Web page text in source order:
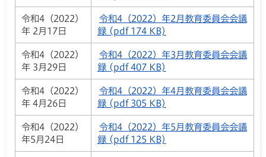
令和4（2022）
年 2月17日
令和4（2022）年2月教育委員会会議
録 (pdf 174 KB)
令和4（2022）
年 3月29日
令和4（2022）年3月教育委員会会議
録 (pdf 407 KB)
令和4（2022）
年 4月26日
令和4（2022）年4月教育委員会会議
録 (pdf 305 KB)
令和4（2022）
年5月24日
令和4（2022）年5月教育委員会会議
録 (pdf 125 KB)